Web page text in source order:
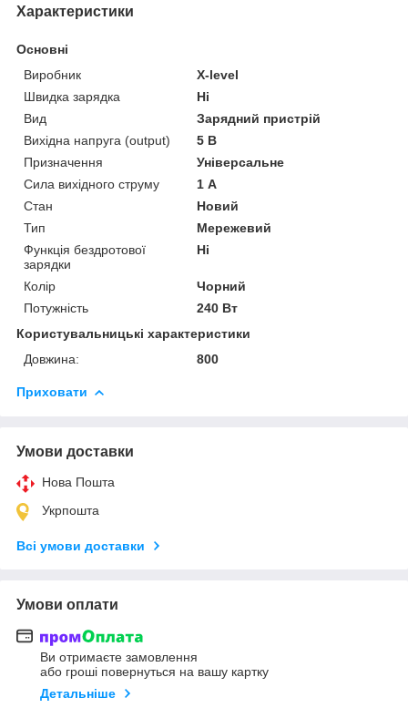
Характеристики
Основні
Виробник
X-level
Швидка зарядка
Ні
Вид
Зарядний пристрій
Вихідна напруга (output)
5 В
Призначення
Універсальне
Сила вихідного струму
1 А
Стан
Новий
Тип
Мережевий
Функція бездротової
зарядки
Ні
Колір
Чорний
Потужність
240 Вт
Користувальницькі характеристики
Довжина:
800
Приховати
Умови доставки
Нова Пошта
Укрпошта
Всі умови доставки
Умови оплати
Ви отримаєте замовлення
або гроші повернуться на вашу картку
Детальніше